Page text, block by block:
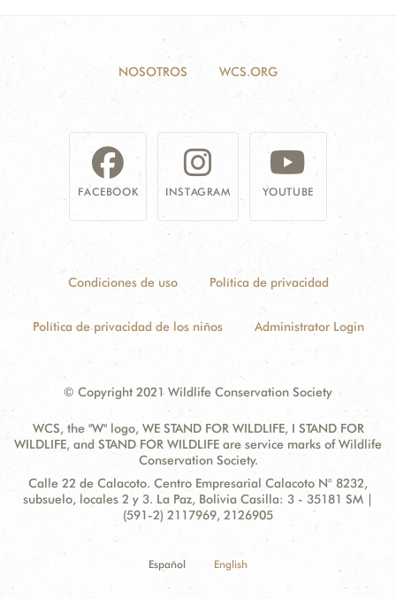
NOSOTROS WCS.ORG
FACEBOOK INSTAGRAM YOUTUBE
Condiciones de uso Política de privacidad
Política de privacidad de los niños Administrator Login
© Copyright 2021 Wildlife Conservation Society
WCS, the "W" logo, WE STAND FOR WILDLIFE, I STAND FOR
WILDLIFE, and STAND FOR WILDLIFE are service marks of Wildlife
Conservation Society.
Contact
Information
Address:
Calle 22 de Calacoto. Centro Empresarial Calacoto N° 8232,
subsuelo, locales 2 y 3. La Paz, Bolivia Casilla: 3 - 35181 SM |
(591-2) 2117969, 2126905
Español English